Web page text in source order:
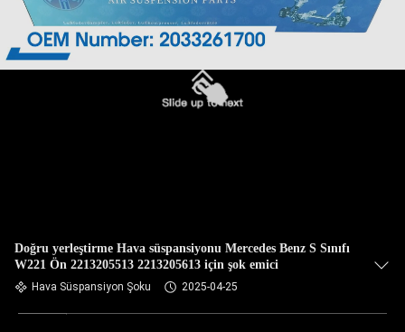
Doğru yerleştirme Hava süspansiyonu Mercedes Benz S Sınıfı
W221 Ön 2213205513 2213205613 için şok emici
Hava Süspansiyon Şoku 2025-04-25